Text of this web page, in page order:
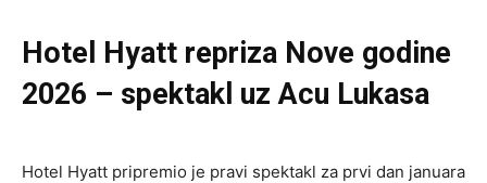
Hotel Hyatt repriza Nove godine
2026 – spektakl uz Acu Lukasa
Hotel Hyatt pripremio je pravi spektakl za prvi dan januara